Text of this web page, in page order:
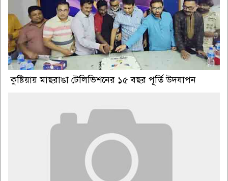
কুষ্টিয়ায় মাছরাঙা টেলিভিশনের ১৫ বছর পূর্তি উদযাপন